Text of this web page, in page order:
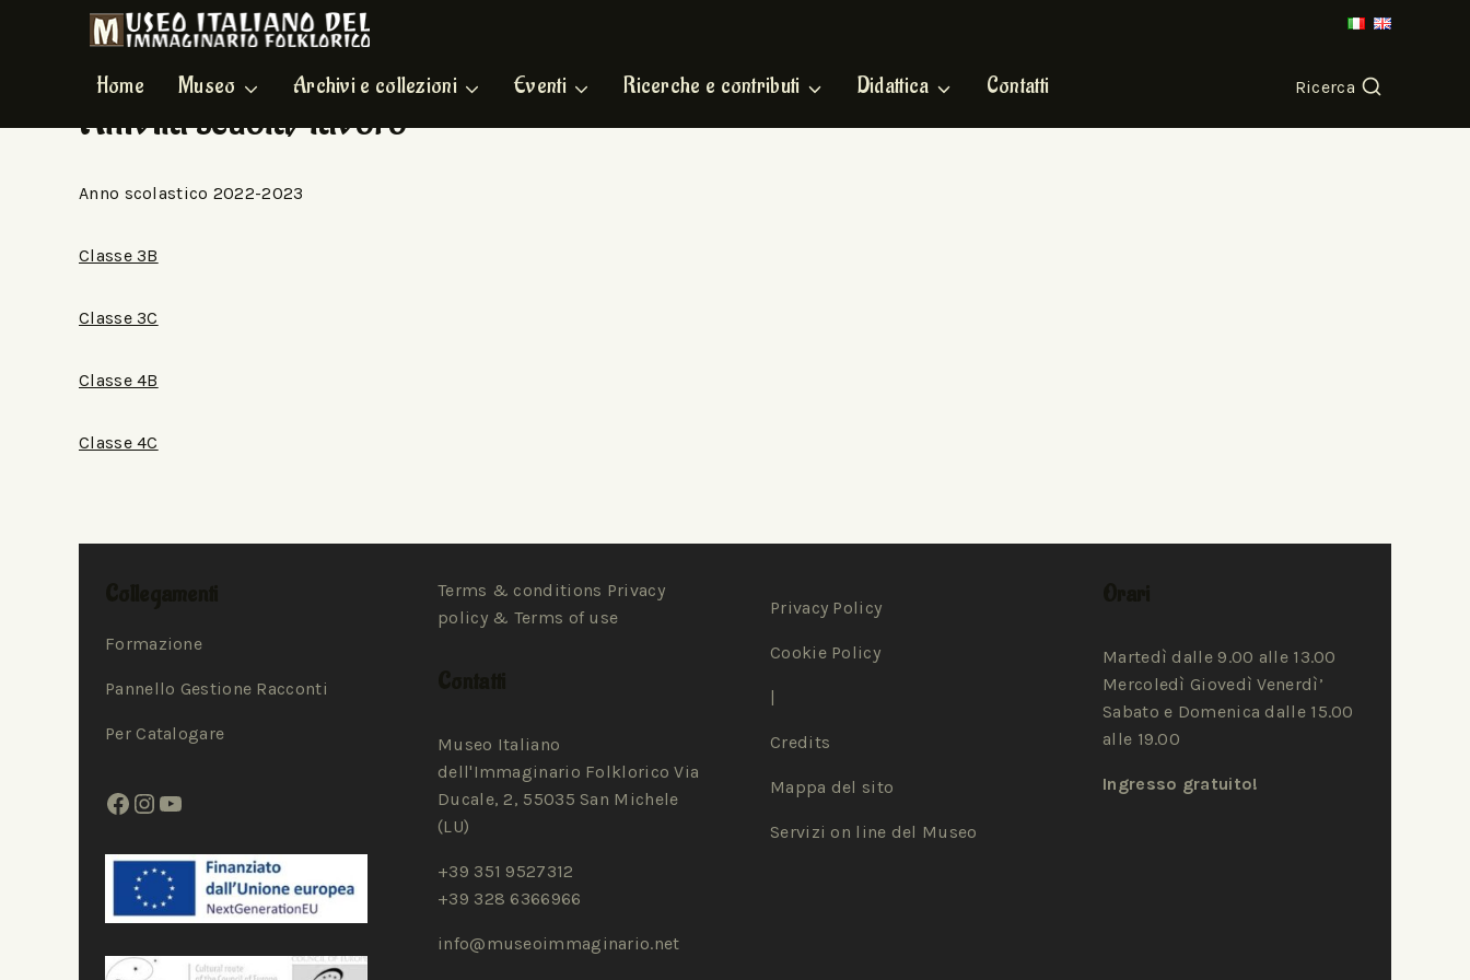
Home Museo Archivi e collezioni Eventi Ricerche e contributi Didattica Contatti Ricerca
Attività scuola/lavoro
Anno scolastico 2022-2023
Classe 3B
Classe 3C
Classe 4B
Classe 4C
Formazione
Pannello Gestione Racconti
Per Catalogare
Terms & conditions Privacy
policy & Terms of use
Museo Italiano
dell'Immaginario Folklorico Via
Ducale, 2, 55035 San Michele
(LU)
+39 351 9527312
+39 328 6366966
info@museoimmaginario.net
Privacy Policy
Cookie Policy
Credits
Mappa del sito
Servizi on line del Museo
Martedì dalle 9.00 alle 13.00
Mercoledì Giovedì Venerdì’
Sabato e Domenica dalle 15.00
alle 19.00
Ingresso gratuito!